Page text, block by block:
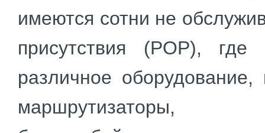
имеются сотни не
присутствия (POP), где
различное
маршрутизаторы,